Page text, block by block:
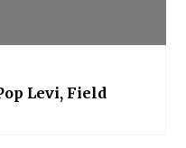
Levi, Field